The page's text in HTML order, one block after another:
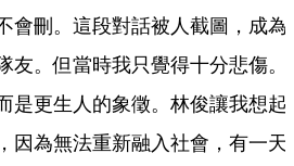
會刪。這段對話被人截圖，成為
友。但當時我只覺得十分悲傷。
是更生人的象徵。林俊讓我想起
因為無法重新融入社會，有一天